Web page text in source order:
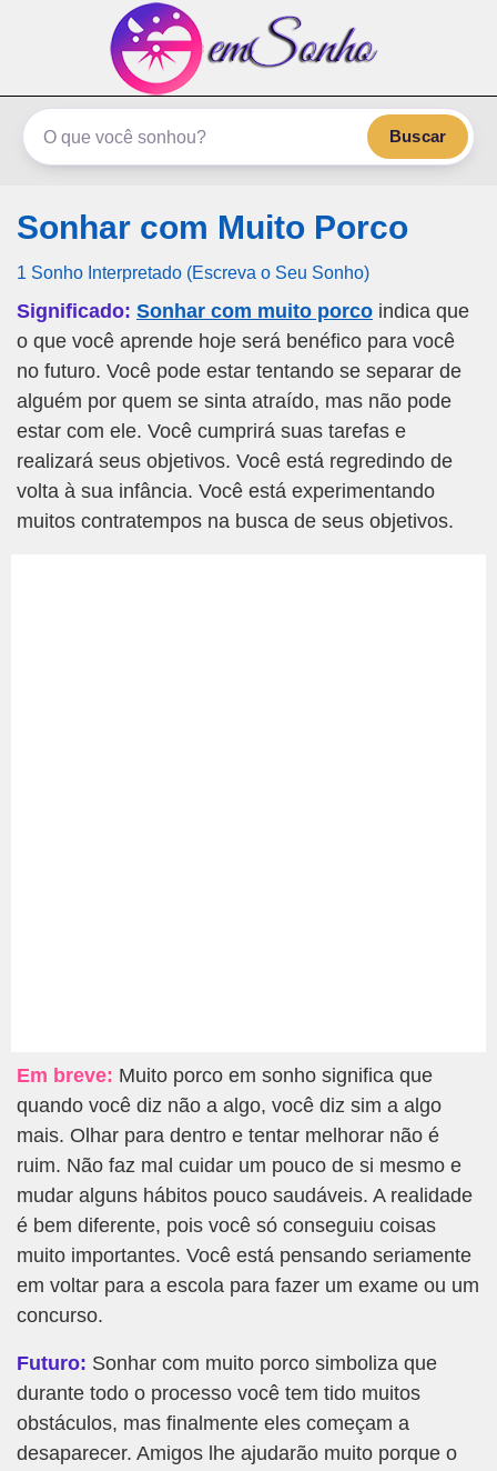
emSonho.com
Os sonhos significam mais
Buscar
Sonhar com Muito Porco
1 Sonho Interpretado (Escreva o Seu Sonho)
Significado: Sonhar com muito porco indica que
o que você aprende hoje será benéfico para você
no futuro. Você pode estar tentando se separar de
alguém por quem se sinta atraído, mas não pode
estar com ele. Você cumprirá suas tarefas e
realizará seus objetivos. Você está regredindo de
volta à sua infância. Você está experimentando
muitos contratempos na busca de seus objetivos.
Em breve: Muito porco em sonho significa que
quando você diz não a algo, você diz sim a algo
mais. Olhar para dentro e tentar melhorar não é
ruim. Não faz mal cuidar um pouco de si mesmo e
mudar alguns hábitos pouco saudáveis. A realidade
é bem diferente, pois você só conseguiu coisas
muito importantes. Você está pensando seriamente
em voltar para a escola para fazer um exame ou um
concurso.
Futuro: Sonhar com muito porco simboliza que
durante todo o processo você tem tido muitos
obstáculos, mas finalmente eles começam a
desaparecer. Amigos lhe ajudarão muito porque o